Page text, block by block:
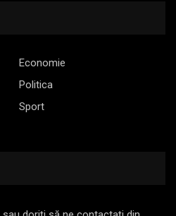
Economie
Politica
Sport